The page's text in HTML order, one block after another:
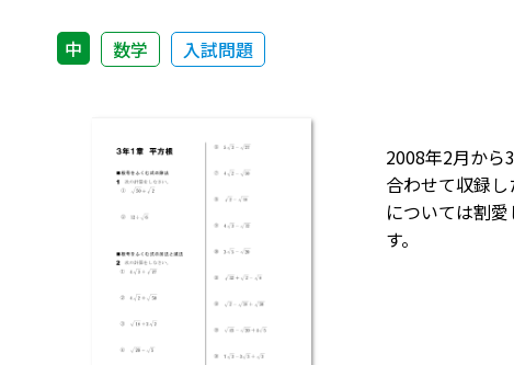
中 数学 入試問題
2008年2月から
合わせて収録
については割
す。